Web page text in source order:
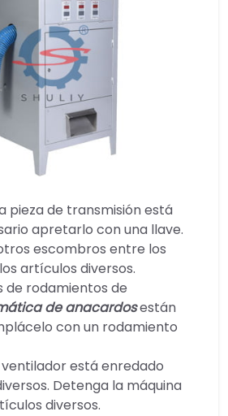
pieza de transmisión está
apretarlo con una llave.
escombros entre los
artículos diversos.
de rodamientos de
de anacardosestán
con un rodamiento
ventilador está enredado
Detenga la máquina
diversos.